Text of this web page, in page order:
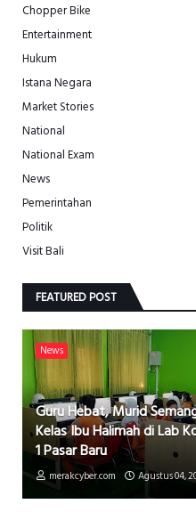
Chopper Bike
Entertainment
Hukum
Istana Negara
Market Stories
National
National Exam
News
Pemerintahan
Politik
Visit Bali
FEATURED POST
News
Guru Hebat, Murid
Kelas Ibu Halimah di Lab
1 Pasar Baru
merakcyber.com Agustus 04,